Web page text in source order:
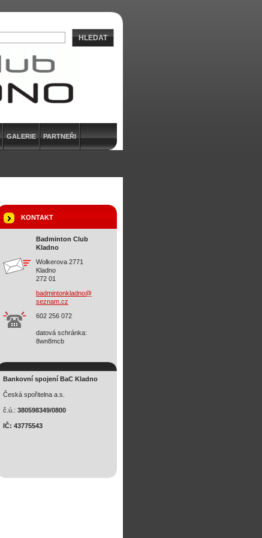
GALERIE PARTNEŘI
KONTAKT
Badminton Club
Kladno
Wolkerova 2771
Kladno
272 01
badmintonkladno@
seznam.cz
602 256 072
datová schránka:
8wn8mcb
Bankovní spojení BaC Kladno
Česká spořitelna a.s.
č.ú.: 380598349/0800
IČ: 43775543
HLEDAT